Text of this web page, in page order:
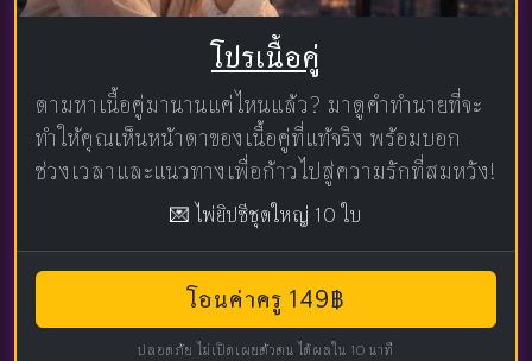
โปรเนื้อคู่
ตามหาเนื้อคู่มานานแค่ไหนแล้ว? มาดูคำทำนายที่จะ
ทำให้คุณเห็นหน้าตาของเนื้อคู่ที่แท้จริง พร้อมบอก
ช่วงเวลาและแนวทางเพื่อก้าวไปสู่ความรักที่สมหวัง!
💌 ไพ่ยิปซีชุดใหญ่ 10 ใบ
โอนค่าครู 149฿
ปลอดภัย ไม่เปิดเผยตัวตน ได้ผลใน 10 นาที